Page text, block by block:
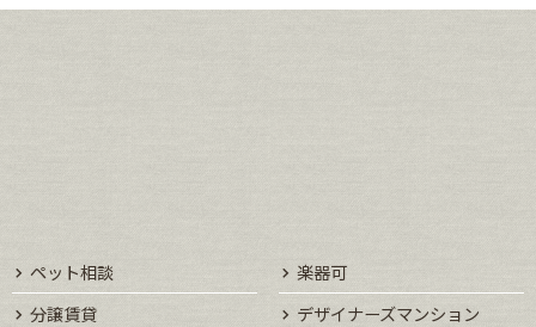
ペット相談
楽器可
分譲賃貸
デザイナーズマンション